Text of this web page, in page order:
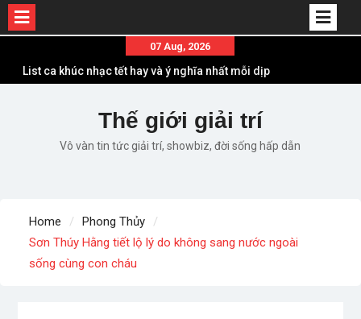
content
07 Aug, 2026
List ca khúc nhạc tết hay và ý nghĩa nhất mỗi dịp
Em ơi lên phố – Minh Vương: Màn comeback
“ngoạn mục” với triệu view
Những ca khúc nhạc xuân “sặc mùi” quảng cáo
Lời bài hát Chúng Ta của Hiện Tại – Sơn Tùng M-
TP – Full lyrics bản chuẩn
Thế giới giải trí
Vô vàn tin tức giải trí, showbiz, đời sống hấp dẫn
Home
Phong Thủy
Sơn Thúy Hằng tiết lộ lý do không sang nước ngoài
sống cùng con cháu